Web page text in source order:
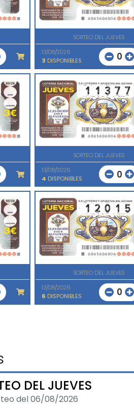
SORTEO DEL JUEVES
13/08/2026
3 DISPONIBLES 0
SORTEO DEL JUEVES
13/08/2026
4 DISPONIBLES 0
SORTEO DEL JUEVES
13/08/2026
6 DISPONIBLES 0
DEL JUEVES
del 06/08/2026